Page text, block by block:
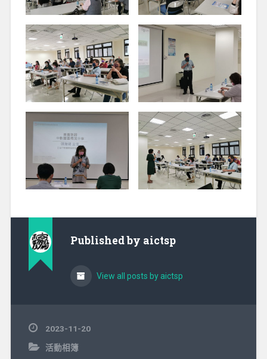
Published by aictsp
View all posts by aictsp
2023-11-20
活動相簿